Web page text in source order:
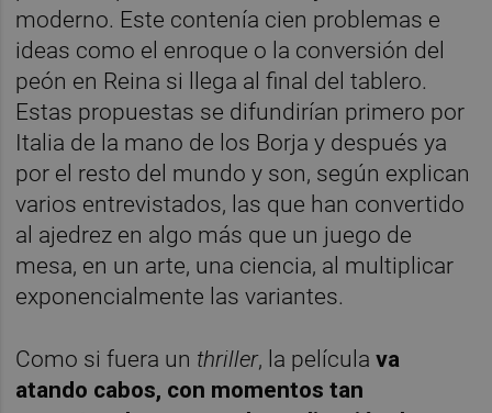
moderno. Este contenía cien problemas e
ideas como el enroque o la conversión del
peón en Reina si llega al final del tablero.
Estas propuestas se difundirían primero por
Italia de la mano de los Borja y después ya
por el resto del mundo y son, según explican
varios entrevistados, las que han convertido
al ajedrez en algo más que un juego de
mesa, en un arte, una ciencia, al multiplicar
exponencialmente las variantes.
Como si fuera un thriller, la películava
atando cabos, con momentos tan